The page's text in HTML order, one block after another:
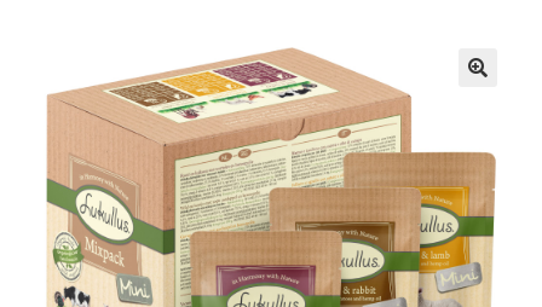
Pokladna
Vše pro kočky